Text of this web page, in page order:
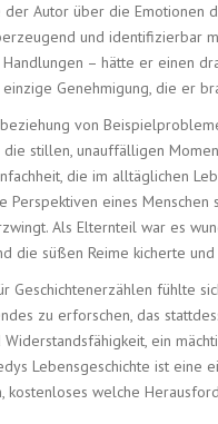
Autor über die Emotionen
und identifizierbar
– hätte er einen
Genehmigung, die er
von
stillen, unauffälligen
die im alltäglichen
Perspektiven eines
Als Elternteil war es
die süßen Reime kicherte
Geschichtenerzählen fühlte
zu erforschen, das
ein
Lebensgeschichte ist eine
kostenloses welche